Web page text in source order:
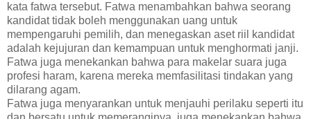
kata fatwa tersebut. Fatwa menambahkan bahwa seorang
kandidat tidak boleh menggunakan uang untuk
mempengaruhi pemilih, dan menegaskan aset riil kandidat
adalah kejujuran dan kemampuan untuk menghormati janji.
Fatwa juga menekankan bahwa para makelar suara juga
profesi haram, karena mereka memfasilitasi tindakan yang
dilarang agam.
Fatwa juga menyarankan untuk menjauhi perilaku seperti itu